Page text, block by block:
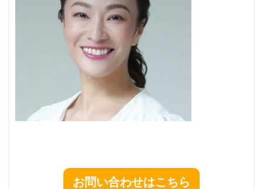
お問い合わせはこちら